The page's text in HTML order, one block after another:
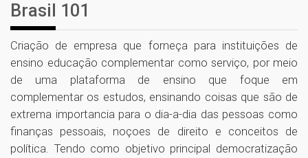
Brasil 101
Criação de empresa que forneça para instituições de
ensino educação complementar como serviço, por meio
de uma plataforma de ensino que foque em
complementar os estudos, ensinando coisas que são de
extrema importancia para o dia-a-dia das pessoas como
finanças pessoais, noçoes de direito e conceitos de
política. Tendo como objetivo principal democratização